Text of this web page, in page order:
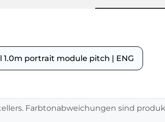
1.0m portrait module pitch | ENG
Farbtonabweichungen sind